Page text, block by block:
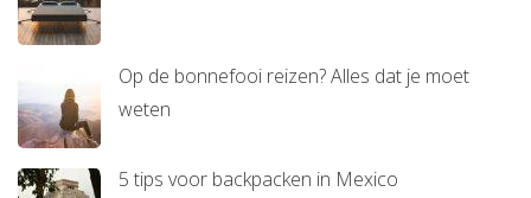
Op de bonnefooi reizen? Alles dat je moet
weten
5 tips voor backpacken in Mexico